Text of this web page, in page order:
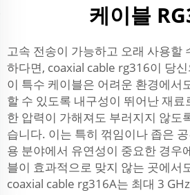
케이블
고속 전송이 가능하고 오래 사용할
하다면, coaxial cable rg316이 당
이 특수 케이블은 어려운 환경에서
할 수 있도록 내구성이 뛰어난 재
한 압력이 가해져도 부러지지 않도
습니다. 이는 특히 꺾임이나 좁은
용 분야에서 유연성이 중요한 경우
블이 효과적으로 맞지 않는 곳에서
coaxial cable rg316A는 최대 3